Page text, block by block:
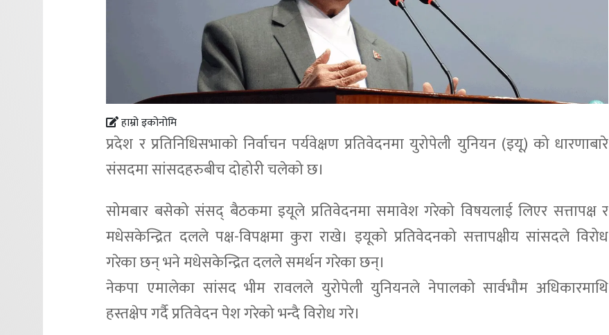
हाम्रो इकोनोमि
प्रदेश र प्रतिनिधिसभाको निर्वाचन पर्यवेक्षण प्रतिवेदनमा युरोपेली युनियन (इयू) को धारणाबारे
संसदमा सांसदहरुबीच दोहोरी चलेको छ।
सोमबार बसेको संसद् बैठकमा इयूले प्रतिवेदनमा समावेश गरेको विषयलाई लिएर सत्तापक्ष र
मधेसकेन्द्रित दलले पक्ष-विपक्षमा कुरा राखे। इयूको प्रतिवेदनको सत्तापक्षीय सांसदले विरोध
गरेका छन् भने मधेसकेन्द्रित दलले समर्थन गरेका छन्।
नेकपा एमालेका सांसद भीम रावलले युरोपेली युनियनले नेपालको सार्वभौम अधिकारमाथि
हस्तक्षेप गर्दै प्रतिवेदन पेश गरेको भन्दै विरोध गरे।